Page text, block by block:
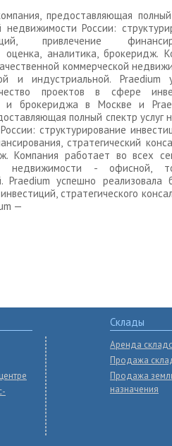
предоставляющая
России:
привлечение
оценка, аналитика, брокеридж.
коммерческой
и индустриальной. Praedium
проектов в сфере
и брокериджа в Москве и
полный спектр услуг
структурирование
стратегический
Компания работает во всех
недвижимости - офисной,
Praedium успешно реализовала
стратегического
—
Склады
Аренда
Продажа
Продажа
назначения